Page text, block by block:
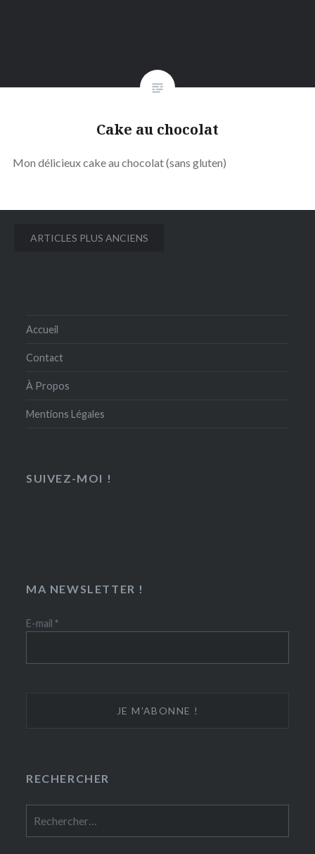
Cake au chocolat
Mon délicieux cake au chocolat (sans gluten)
Navigation
ARTICLES PLUS ANCIENS
Accueil
Contact
À Propos
Mentions Légales
SUIVEZ-MOI !
MA NEWSLETTER !
E-mail*
RECHERCHER